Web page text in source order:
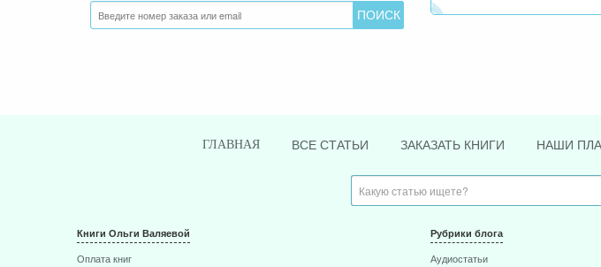
ГЛАВНАЯ ВСЕ СТАТЬИ ЗАКАЗАТЬ КНИГИ НАШИ
Книги Ольги Валяевой
Оплата книг
Рубрики блога
Аудиостатьи